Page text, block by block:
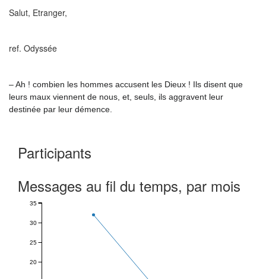
Salut, Etranger,
ref. Odyssée
– Ah ! combien les hommes accusent les Dieux ! Ils disent que
leurs maux viennent de nous, et, seuls, ils aggravent leur
destinée par leur démence.
Participants
Messages au fil du temps, par mois
20
25
30
35